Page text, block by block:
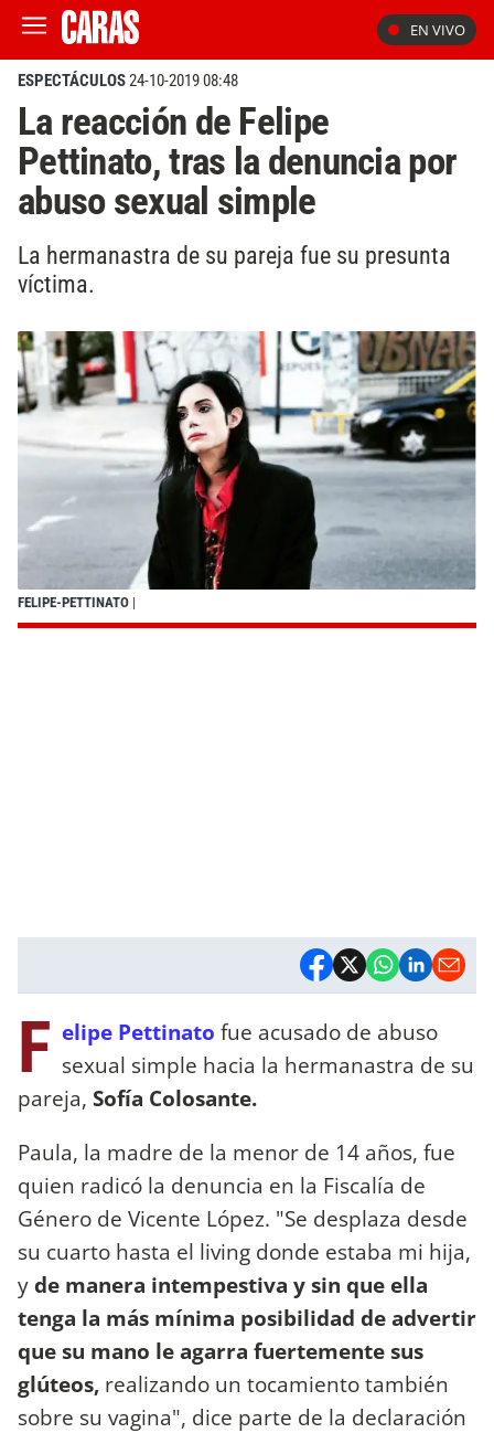
EN VIVO
ESPECTÁCULOS24-10-2019 08:48
La reacción de Felipe
Pettinato, tras la denuncia por
abuso sexual simple
La hermanastra de su pareja fue su presunta
víctima.
FELIPE-PETTINATO |
F elipe Pettinato fue acusado de abuso
sexual simple hacia la hermanastra de su
pareja, Sofía Colosante.
Paula, la madre de la menor de 14 años, fue
quien radicó la denuncia en la Fiscalía de
Género de Vicente López. "Se desplaza desde
su cuarto hasta el living donde estaba mi hija,
yde manera intempestiva y sin que ella
tenga la más mínima posibilidad de advertir
que su mano le agarra fuertemente sus
glúteos, realizando un tocamiento también
sobre su vagina", dice parte de la declaración